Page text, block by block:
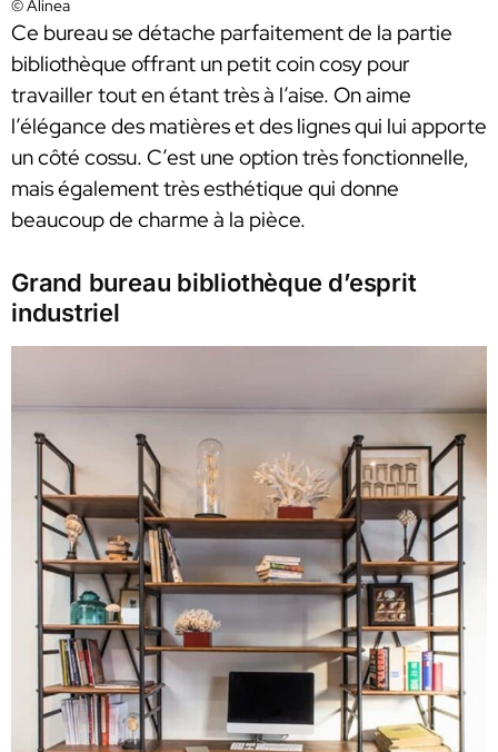
© Alinea
Ce bureau se détache parfaitement de la partie
bibliothèque offrant un petit coin cosy pour
travailler tout en étant très à l’aise. On aime
l’élégance des matières et des lignes qui lui apporte
un côté cossu. C’est une option très fonctionnelle,
mais également très esthétique qui donne
beaucoup de charme à la pièce.
Grand bureau bibliothèque d’esprit
industriel